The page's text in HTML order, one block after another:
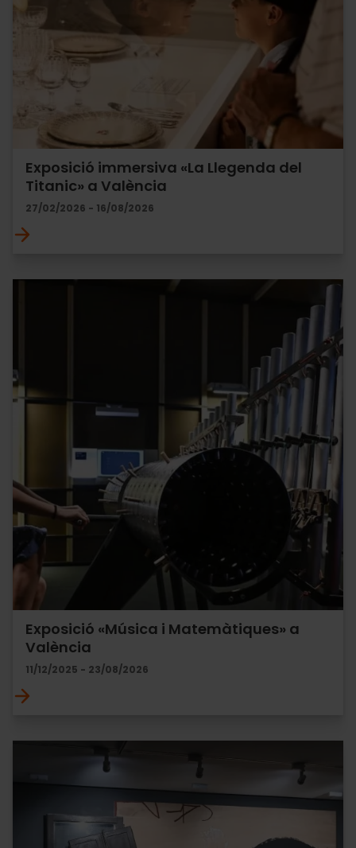
Exposició immersiva «La Llegenda del
Titanic» a València
27/02/2026 - 16/08/2026
Exposició «Música i Matemàtiques» a
València
11/12/2025 - 23/08/2026